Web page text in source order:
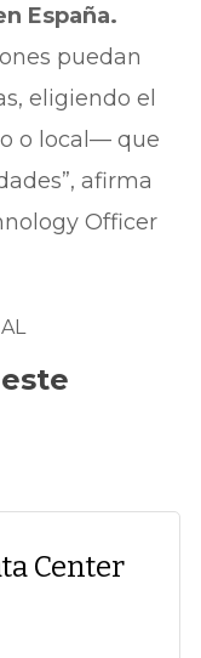
España.
puedan
eligiendo el
o local— que
afirma
Officer
Center